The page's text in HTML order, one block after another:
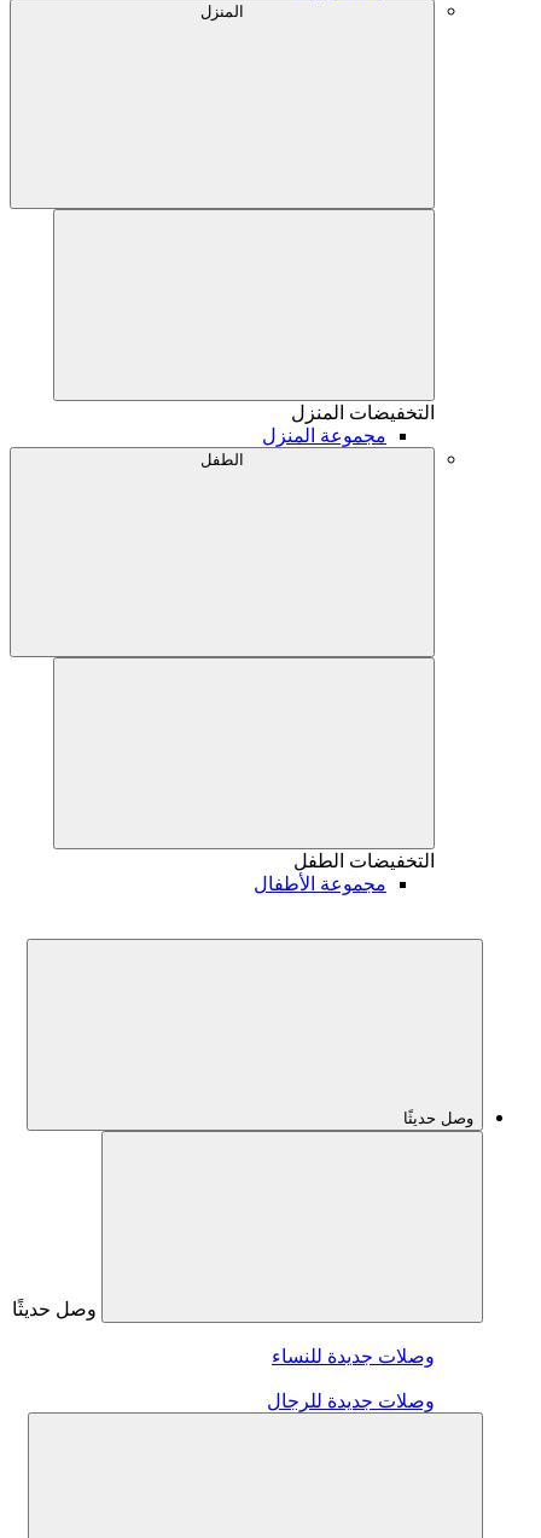
المنزل
التخفيضات المنزل
مجموعة المنزل
الطفل
التخفيضات الطفل
مجموعة الأطفال
وصل حديثًا
وصل حديثًا
وصلات جديدة للنساء
وصلات جديدة للرجال